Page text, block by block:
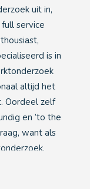
uit in,
service
is in
altijd het
Oordeel zelf
en ’to the
want als